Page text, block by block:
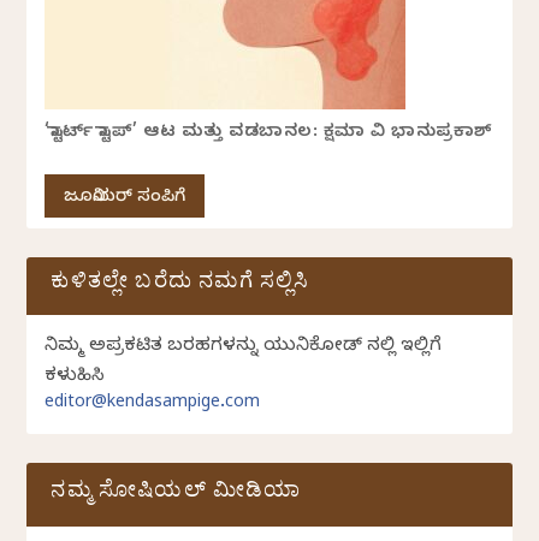
‘ಸ್ಟಾರ್ಟ್ ಸ್ಟಾಪ್’ ಆಟ ಮತ್ತು ವಡಬಾನಲ: ಕ್ಷಮಾ ವಿ ಭಾನುಪ್ರಕಾಶ್
ಜೂನಿಯರ್ ಸಂಪಿಗೆ
ಕುಳಿತಲ್ಲೇ ಬರೆದು ನಮಗೆ ಸಲ್ಲಿಸಿ
ನಿಮ್ಮ ಅಪ್ರಕಟಿತ ಬರಹಗಳನ್ನು ಯುನಿಕೋಡ್ ನಲ್ಲಿ ಇಲ್ಲಿಗೆ
ಕಳುಹಿಸಿ
editor@kendasampige.com
ನಮ್ಮ ಸೋಷಿಯಲ್‌ ಮೀಡಿಯಾ